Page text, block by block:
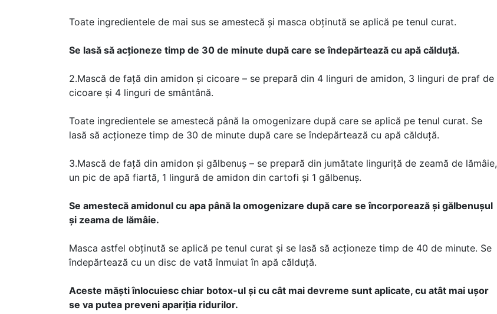
Toate ingredientele de mai sus se amestecă și masca obținută se aplică pe tenul curat.
Se lasă să acționeze timp de 30 de minute după care se îndepărtează cu apă călduță.
2.Mască de față din amidon și cicoare – se prepară din 4 linguri de amidon, 3 linguri de praf de
cicoare și 4 linguri de smântână.
Toate ingredientele se amestecă până la omogenizare după care se aplică pe tenul curat. Se
lasă să acționeze timp de 30 de minute după care se îndepărtează cu apă călduță.
3.Mască de față din amidon și gălbenuș – se prepară din jumătate linguriță de zeamă de lămâie,
un pic de apă fiartă, 1 lingură de amidon din cartofi și 1 gălbenuș.
Se amestecă amidonul cu apa până la omogenizare după care se încorporează și gălbenușul
și zeama de lămâie.
Masca astfel obținută se aplică pe tenul curat și se lasă să acționeze timp de 40 de minute. Se
îndepărtează cu un disc de vată înmuiat în apă călduță.
Aceste măști înlocuiesc chiar botox-ul și cu cât mai devreme sunt aplicate, cu atât mai ușor
se va putea preveni apariția ridurilor.